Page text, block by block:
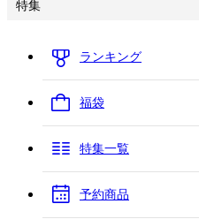
特集
ランキング
福袋
特集一覧
予約商品